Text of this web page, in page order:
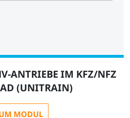
ANTRIEBE IM KFZ/NFZ
(UNITRAIN)
MODUL